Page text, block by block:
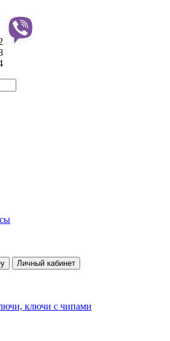
Личный кабинет
ключи с чипами